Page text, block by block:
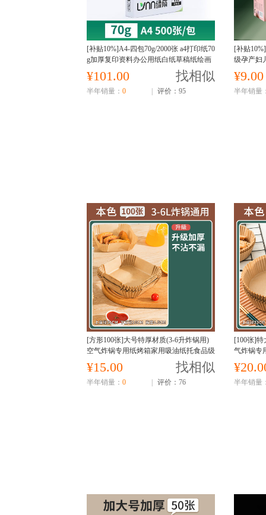
[补贴10%]A4-四包70g/2000张 a4打印纸70
g加厚复印资料办公用纸白纸草稿纸绘画
纸打印机纸批发整箱
¥101.00 找相似
半年销量： 0 评价：95
[补贴
级孕产妇
¥9.00
半年销量
[方形100张]大号特厚材质(3-6升炸锅用)
空气炸锅专用纸烤箱家用吸油纸托食品级
硅油纸盘烘焙纸垫锡纸食物
¥15.00 找相似
半年销量： 0 评价：76
[100张]特
气炸锅专
油纸盘烘
半年销量